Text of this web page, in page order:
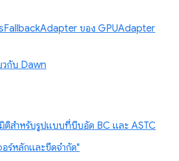
ของ GPUAdapter
วกับ Dawn
ติสำหรับรูปแบบที่บีบอัด BC และ ASTC
ร์หลักและขีดจำกัด"